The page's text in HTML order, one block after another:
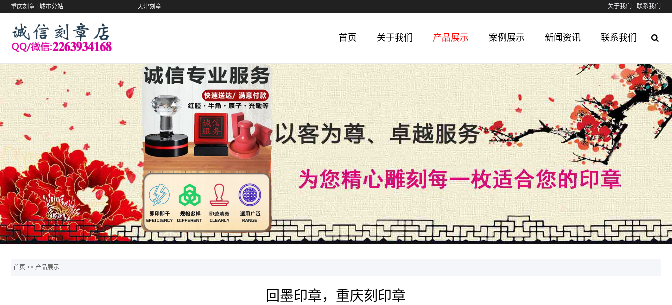
重庆刻章 | 城市分站 —————————— 天津刻章 关于我们 联系我们
首页 关于我们 产品展示 案例展示 新闻资讯 联系我们
首页 >> 产品展示
回墨印章，重庆刻印章